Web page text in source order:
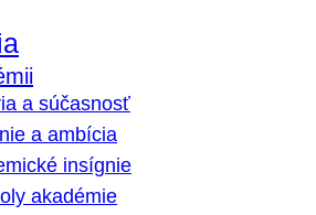
a súčasnosť
a ambícia
insígnie
akadémie